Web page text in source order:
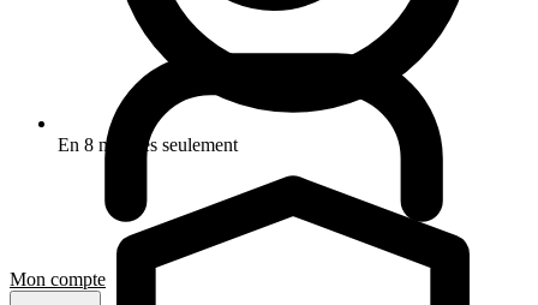
Mon compte
En 8 minutes seulement